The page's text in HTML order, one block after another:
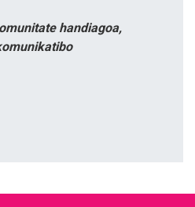
handiagoa,